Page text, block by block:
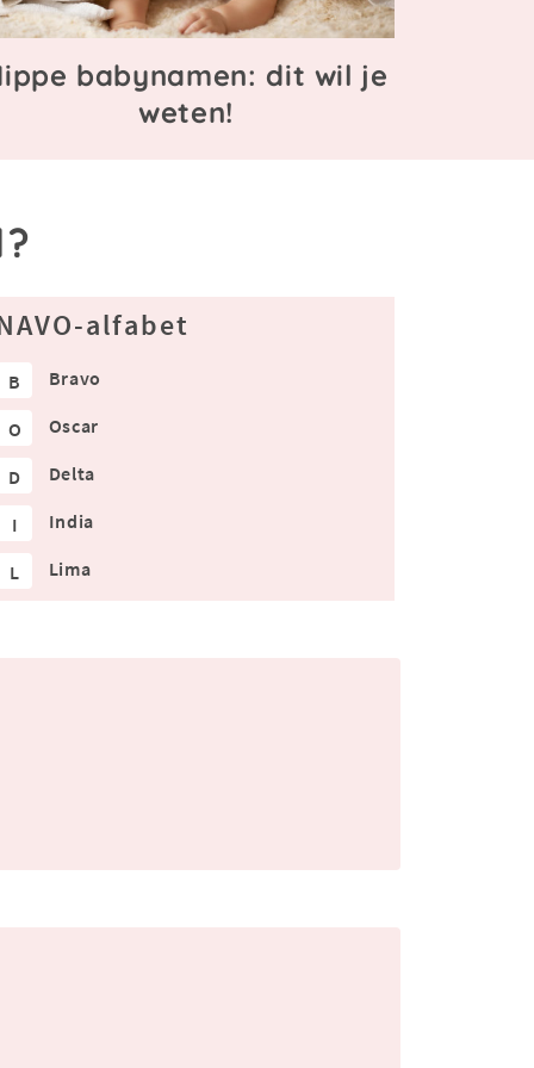
babynamen: dit wil je
weten!
alfabet
B Bravo
O Oscar
D Delta
I India
L Lima